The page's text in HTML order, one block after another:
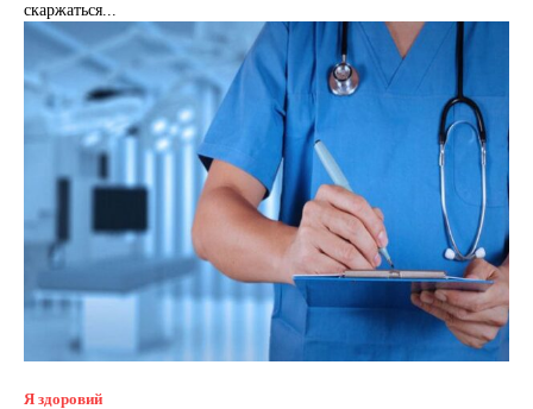
скаржаться...
Я здоровий